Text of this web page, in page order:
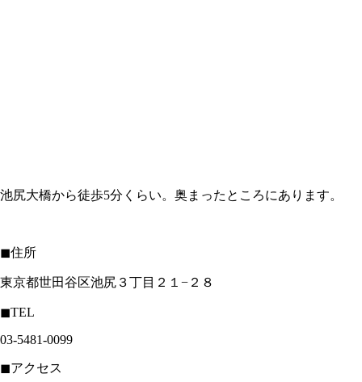
池尻大橋から徒歩5分くらい。奥まったところにあります。
◼︎住所
東京都世田谷区池尻３丁目２１−２８
◼︎TEL
03-5481-0099
◼︎アクセス